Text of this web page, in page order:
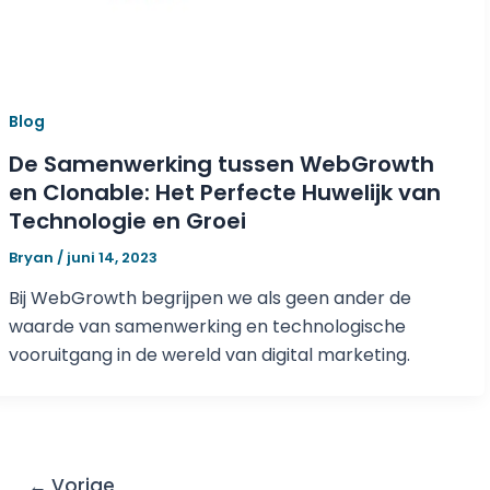
Blog
De Samenwerking tussen WebGrowth
en Clonable: Het Perfecte Huwelijk van
Technologie en Groei
Bryan / juni 14, 2023
Bij WebGrowth begrijpen we als geen ander de
waarde van samenwerking en technologische
vooruitgang in de wereld van digital marketing.